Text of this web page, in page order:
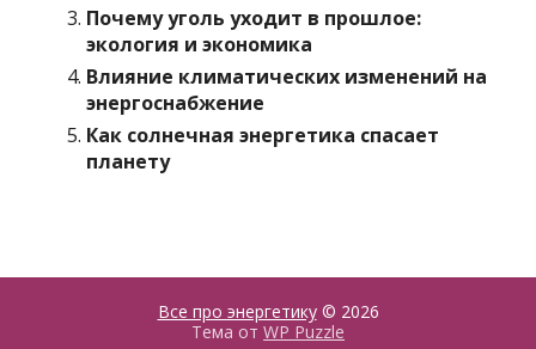
Почему уголь уходит в прошлое:
экология и экономика
Влияние климатических изменений на
энергоснабжение
Как солнечная энергетика спасает
планету
Все про энергетику© 2026
Тема от WP Puzzle